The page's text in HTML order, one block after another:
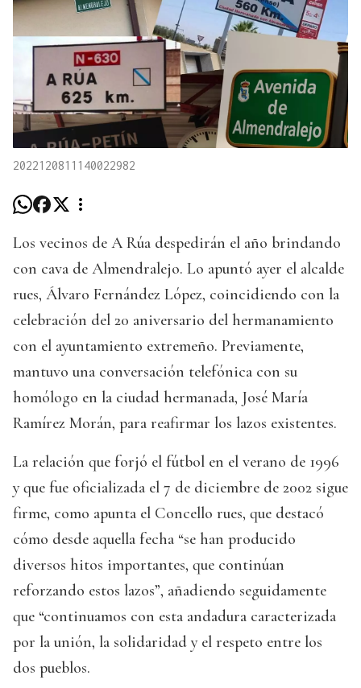
2022120811140022982
Los vecinos de A Rúa despedirán el año brindando
con cava de Almendralejo. Lo apuntó ayer el alcalde
rues, Álvaro Fernández López, coincidiendo con la
celebración del 20 aniversario del hermanamiento
con el ayuntamiento extremeño. Previamente,
mantuvo una conversación telefónica con su
homólogo en la ciudad hermanada, José María
Ramírez Morán, para reafirmar los lazos existentes.
La relación que forjó el fútbol en el verano de 1996
y que fue oficializada el 7 de diciembre de 2002 sigue
firme, como apunta el Concello rues, que destacó
cómo desde aquella fecha “se han producido
diversos hitos importantes, que continúan
reforzando estos lazos”, añadiendo seguidamente
que “continuamos con esta andadura caracterizada
por la unión, la solidaridad y el respeto entre los
dos pueblos.